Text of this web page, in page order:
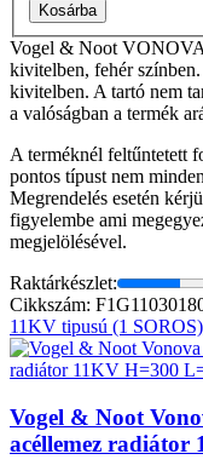
Kosárba
Vogel & Noot VONOVA
kivitelben, fehér
kivitelben. A tartó nem
a valóságban a termék
A terméknél feltűntetett
pontos típust nem
Megrendelés esetén
figyelembe ami
megjelölésével.
Raktárkészlet:
Cikkszám:
11KV tipusú (1
Vogel & Noot
acéllemez radiátor